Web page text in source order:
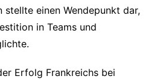
stellte einen Wendepunkt dar,
in Teams und
Erfolg Frankreichs bei